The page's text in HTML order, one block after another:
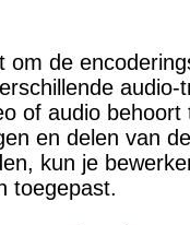
om de
of audio behoort
en delen van
kun je
toegepast.